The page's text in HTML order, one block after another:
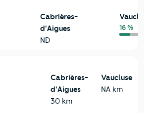
Cabrières-
d'Aigues
ND
Vaucluse
16 %
d'Aigues
Cabrières-
d'Aigues
30 km
Vaucluse
NA km